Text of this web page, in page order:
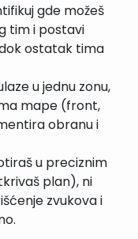
gde možeš
tim i postavi
ostatak tima
u jednu zonu,
mape (front,
obranu i
u preciznim
plan), ni
zvukova i